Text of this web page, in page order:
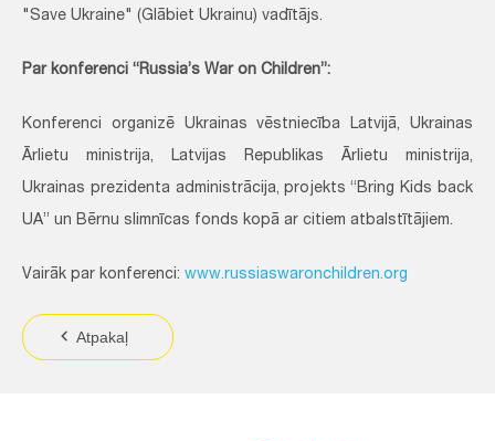
"Save Ukraine" (Glābiet Ukrainu) vadītājs.
Par konferenci “Russia’s War on Children”:
Konferenci organizē Ukrainas vēstniecība Latvijā, Ukrainas
Ārlietu ministrija, Latvijas Republikas Ārlietu ministrija,
Ukrainas prezidenta administrācija, projekts “Bring Kids back
UA” un Bērnu slimnīcas fonds kopā ar citiem atbalstītājiem.
Vairāk par konferenci: www.russiaswaronchildren.org
Atpakaļ